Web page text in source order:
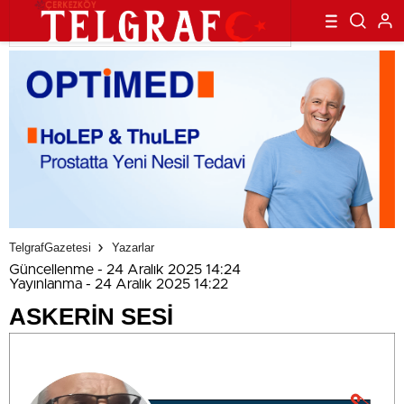
TelgrafGazetesi Yazarlar
Güncellenme - 24 Aralık 2025 14:24
Yayınlanma - 24 Aralık 2025 14:22
ASKERİN SESİ